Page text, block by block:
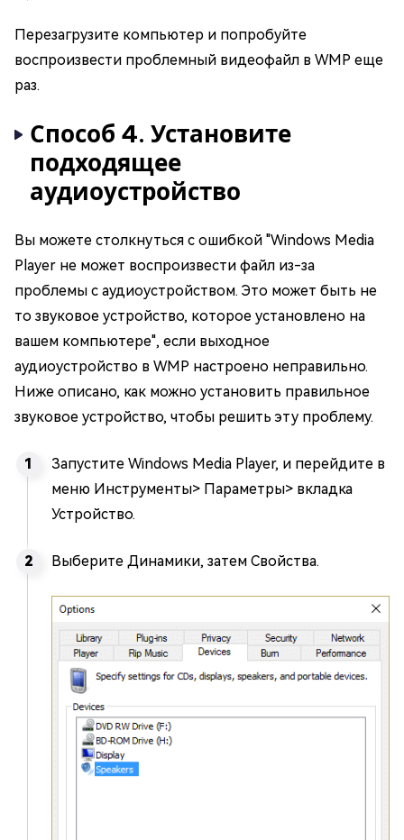
Перезагрузите компьютер и попробуйте
воспроизвести проблемный видеофайл в WMP еще
раз.
Способ 4. Установите
подходящее
аудиоустройство
Вы можете столкнуться с ошибкой "Windows Media
Player не может воспроизвести файл из-за
проблемы с аудиоустройством. Это может быть не
то звуковое устройство, которое установлено на
вашем компьютере", если выходное
аудиоустройство в WMP настроено неправильно.
Ниже описано, как можно установить правильное
звуковое устройство, чтобы решить эту проблему.
Запустите Windows Media Player, и перейдите в
меню Инструменты> Параметры> вкладка
Устройство.
Выберите Динамики, затем Свойства.